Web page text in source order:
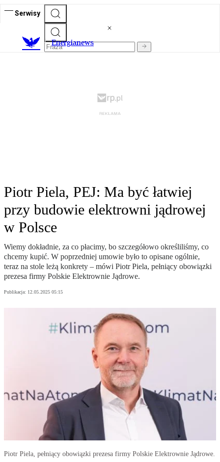
Serwisy
Energianews
Piotr Piela, PEJ: Ma być łatwiej
przy budowie elektrowni jądrowej
w Polsce
Wiemy dokładnie, za co płacimy, bo szczegółowo określiliśmy, co
chcemy kupić. W poprzedniej umowie było to opisane ogólnie,
teraz na stole leżą konkrety – mówi Piotr Piela, pełniący obowiązki
prezesa firmy Polskie Elektrownie Jądrowe.
Publikacja: 12.05.2025 05:15
Piotr Piela, pełniący obowiązki prezesa firmy Polskie Elektrownie Jądrowe.